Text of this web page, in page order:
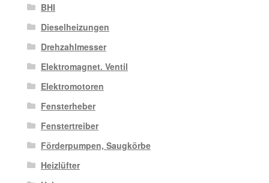
BHI
Dieselheizungen
Drehzahlmesser
Elektromagnet. Ventil
Elektromotoren
Fensterheber
Fenstertreiber
Förderpumpen, Saugkörbe
Heizlüfter